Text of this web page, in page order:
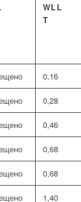
WLL
T
0,16
0,28
0,46
0,68
0,68
1,40